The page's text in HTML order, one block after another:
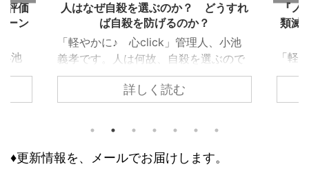
評価
ーン
池
生き
あ
う評
人はなぜ自殺を選ぶのか？ どうすれ
ば自殺を防げるのか？
「軽やかに♪ 心click」管理人、小池
義孝です。人は何故、自殺を選ぶので
しょうか？ 自殺するまで追い込まれ
ない為には、どうすれば良いのでしょ
が、共通するのは精神トーンの問題で
に取り組む前に、基本の大枠として知
詳しく読む
『ノ
類滅
「軽
義孝
て、
♦更新情報を、メールでお届けします。